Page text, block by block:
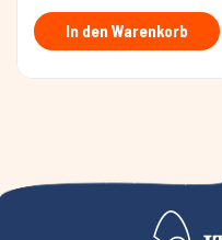
In den Warenkorb